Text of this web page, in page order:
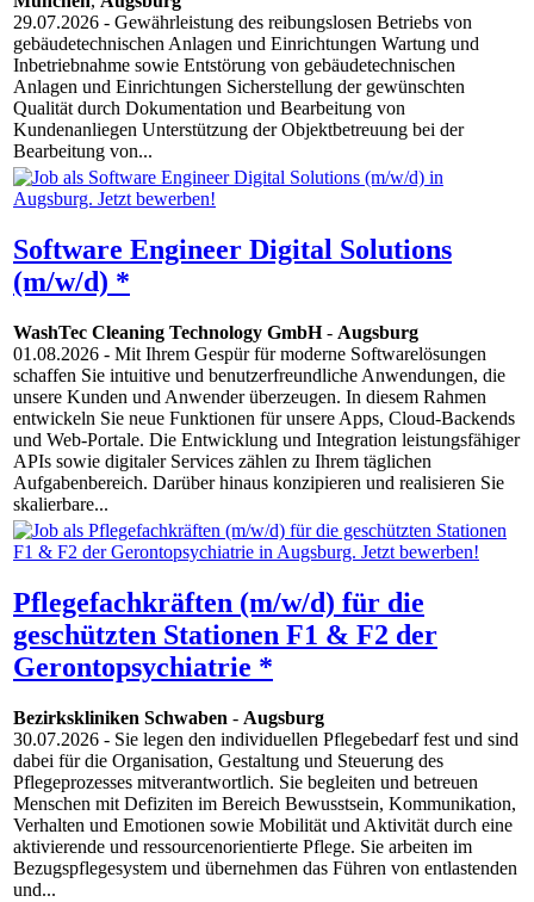
29.07.2026 - Gewährleistung des reibungslosen Betriebs von
gebäudetechnischen Anlagen und Einrichtungen Wartung und
Inbetriebnahme sowie Entstörung von gebäudetechnischen
Anlagen und Einrichtungen Sicherstellung der gewünschten
Qualität durch Dokumentation und Bearbeitung von
Kundenanliegen Unterstützung der Objektbetreuung bei der
Bearbeitung von...
Software Engineer Digital Solutions
(m/w/d) *
WashTec Cleaning Technology GmbH- Augsburg
01.08.2026 - Mit Ihrem Gespür für moderne Softwarelösungen
schaffen Sie intuitive und benutzerfreundliche Anwendungen, die
unsere Kunden und Anwender überzeugen. In diesem Rahmen
entwickeln Sie neue Funktionen für unsere Apps, Cloud-Backends
und Web-Portale. Die Entwicklung und Integration leistungsfähiger
APIs sowie digitaler Services zählen zu Ihrem täglichen
Aufgabenbereich. Darüber hinaus konzipieren und realisieren Sie
skalierbare...
Pflegefachkräften (m/w/d) für die
geschützten Stationen F1 & F2 der
Gerontopsychiatrie *
Bezirkskliniken Schwaben - Augsburg
30.07.2026 - Sie legen den individuellen Pflegebedarf fest und sind
dabei für die Organisation, Gestaltung und Steuerung des
Pflegeprozesses mitverantwortlich. Sie begleiten und betreuen
Menschen mit Defiziten im Bereich Bewusstsein, Kommunikation,
Verhalten und Emotionen sowie Mobilität und Aktivität durch eine
aktivierende und ressourcenorientierte Pflege. Sie arbeiten im
Bezugspflegesystem und übernehmen das Führen von entlastenden
und...